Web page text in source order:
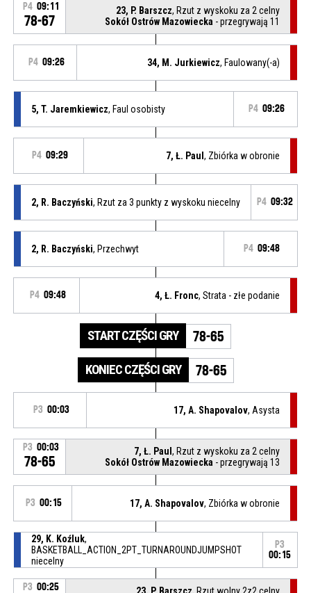
P4 09:11
78-67
23, P. Barszcz, Rzut z wyskoku za 2 celny
Sokół Ostrów Mazowiecka - przegrywają 11
P4 09:26 34, M. Jurkiewicz, Faulowany(-a)
5, T. Jaremkiewicz, Faul osobisty P4 09:26
P4 09:29 7, Ł. Paul, Zbiórka w obronie
2, R. Baczyński, Rzut za 3 punkty z wyskoku niecelny P4 09:32
2, R. Baczyński, Przechwyt P4 09:48
P4 09:48 4, Ł. Fronc, Strata - złe podanie
START CZĘŚCI GRY 78-65
KONIEC CZĘŚCI GRY 78-65
P3 00:03 17, A. Shapovalov, Asysta
P3 00:03
78-65
7, Ł. Paul, Rzut z wyskoku za 2 celny
Sokół Ostrów Mazowiecka - przegrywają 13
P3 00:15 17, A. Shapovalov, Zbiórka w obronie
29, K. Koźluk,
BASKETBALL_ACTION_2PT_TURNAROUNDJUMPSHOT
niecelny
P3
00:15
P3 00:25 23, P. Barszcz, Rzut wolny 2z2 celny